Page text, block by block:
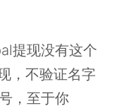
提现没有这个
，不验证名字
，至于你